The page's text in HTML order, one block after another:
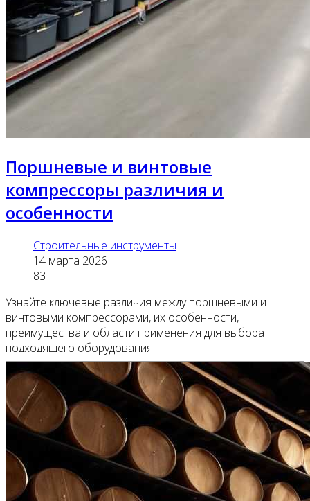
Поршневые и винтовые
компрессоры различия и
особенности
Строительные инструменты
14 марта 2026
83
Узнайте ключевые различия между поршневыми и
винтовыми компрессорами, их особенности,
преимущества и области применения для выбора
подходящего оборудования.